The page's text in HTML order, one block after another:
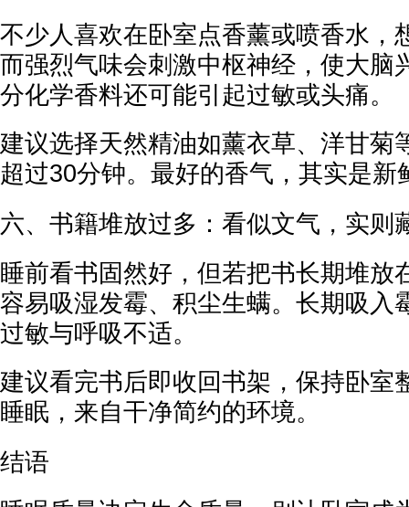
不少人喜欢在卧室点香薰或喷香水，
而强烈气味会刺激中枢神经，使大脑
分化学香料还可能引起过敏或头痛。
建议选择天然精油如薰衣草、洋甘菊
超过30分钟。最好的香气，其实是新
六、书籍堆放过多：看似文气，实则
睡前看书固然好，但若把书长期堆放
容易吸湿发霉、积尘生螨。长期吸入
过敏与呼吸不适。
建议看完书后即收回书架，保持卧室
睡眠，来自干净简约的环境。
结语